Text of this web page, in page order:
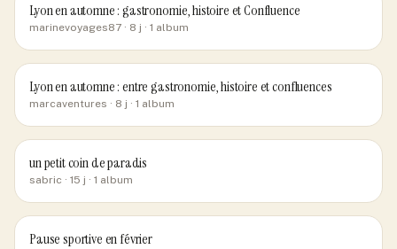
Lyon en automne : gastronomie, histoire et Confluence
marinevoyages87 · 8 j · 1 album
Lyon en automne : entre gastronomie, histoire et confluences
marcaventures · 8 j · 1 album
un petit coin de paradis
sabric · 15 j · 1 album
Pause sportive en février